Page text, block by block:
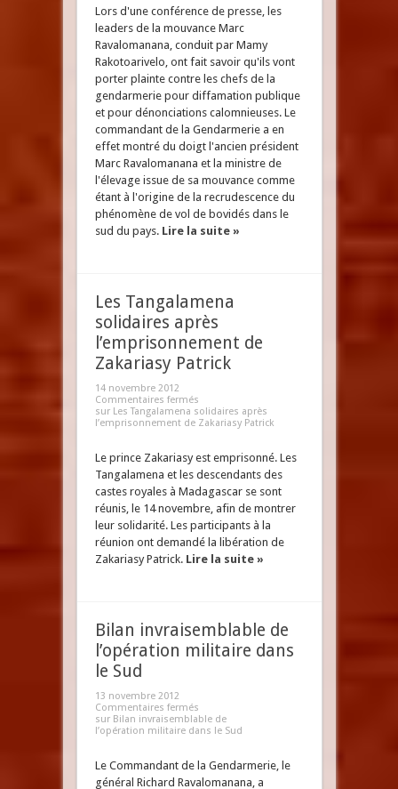
Lors d'une conférence de presse, les
leaders de la mouvance Marc
Ravalomanana, conduit par Mamy
Rakotoarivelo, ont fait savoir qu'ils vont
porter plainte contre les chefs de la
gendarmerie pour diffamation publique
et pour dénonciations calomnieuses. Le
commandant de la Gendarmerie a en
effet montré du doigt l'ancien président
Marc Ravalomanana et la ministre de
l'élevage issue de sa mouvance comme
étant à l'origine de la recrudescence du
phénomène de vol de bovidés dans le
sud du pays. Lire la suite »
Les Tangalamena
solidaires après
l’emprisonnement de
Zakariasy Patrick
14 novembre 2012
Commentaires fermés
sur Les Tangalamena solidaires après
l’emprisonnement de Zakariasy Patrick
Le prince Zakariasy est emprisonné. Les
Tangalamena et les descendants des
castes royales à Madagascar se sont
réunis, le 14 novembre, afin de montrer
leur solidarité. Les participants à la
réunion ont demandé la libération de
Zakariasy Patrick. Lire la suite »
Bilan invraisemblable de
l’opération militaire dans
le Sud
13 novembre 2012
Commentaires fermés
sur Bilan invraisemblable de
l’opération militaire dans le Sud
Le Commandant de la Gendarmerie, le
général Richard Ravalomanana, a